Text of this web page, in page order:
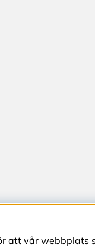
att vår webbplats